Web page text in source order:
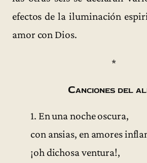
efectos de la iluminación
amor con Dios.
*
Canciones del
1. En una noche oscura,
con ansias, en amores
¡oh dichosa ventura!,